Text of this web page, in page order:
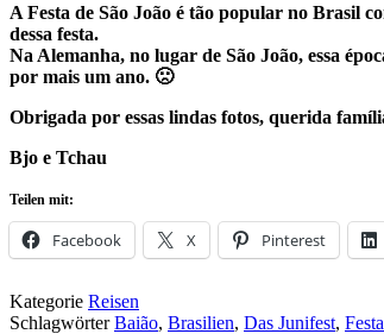
A Festa de São João é tão popular no Brasil
dessa festa.
Na Alemanha, no lugar de São João, essa
por mais um ano. 🙁
Obrigada por essas lindas fotos, querida
Bjo e Tchau
Teilen mit:
Facebook X Pinterest
Kategorie Reisen
SchlagwörterBaião, Brasilien, Das Junifest,